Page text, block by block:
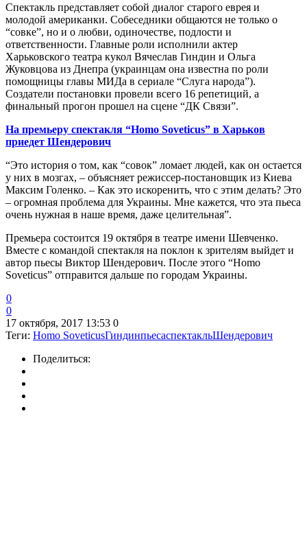
Спектакль представляет собой диалог старого еврея и
молодой американки. Собеседники общаются не только о
“совке”, но и о любви, одиночестве, подлости и
ответственности. Главные роли исполнили актер
Харьковского театра кукол Вячеслав Гиндин и Ольга
Жуковцова из Днепра (украинцам она известна по роли
помощницы главы МИДа в сериале “Слуга народа”).
Создатели постановки провели всего 16 репетиций, а
финальный прогон прошел на сцене “ДК Связи”.
На премьеру спектакля “Homo Soveticus” в Харьков
приедет Шендерович
“Это история о том, как “совок” ломает людей, как он остается
у них в мозгах, – объясняет режиссер-постановщик из Киева
Максим Голенко. – Как это искоренить, что с этим делать? Это
– огромная проблема для Украины. Мне кажется, что эта пьеса
очень нужная в наше время, даже целительная”.
Премьера состоится 19 октября в театре имени Шевченко.
Вместе с командой спектакля на поклон к зрителям выйдет и
автор пьесы Виктор Шендерович. После этого “Homo
Soveticus” отправится дальше по городам Украины.
0
0
17 октября, 2017 13:53 0
Теги: Homo SoveticusГиндинпьесаспектакльШендерович
Поделиться: